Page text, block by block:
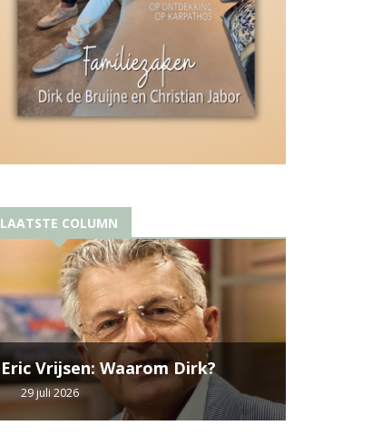
LAATSTE COLUMN
Eric Vrijsen: Waarom Dirk?
29 juli 2026